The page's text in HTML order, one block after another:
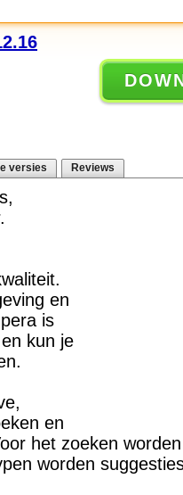
versies Reviews
en
is
kun je
en
het zoeken
worden